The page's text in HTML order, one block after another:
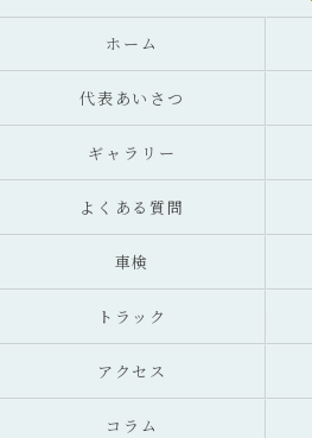
ホーム
代表あいさつ
ギャラリー
よくある質問
車検
トラック
アクセス
コラム